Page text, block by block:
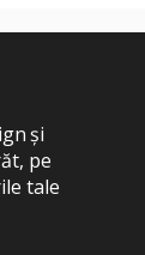
și
pe
tale